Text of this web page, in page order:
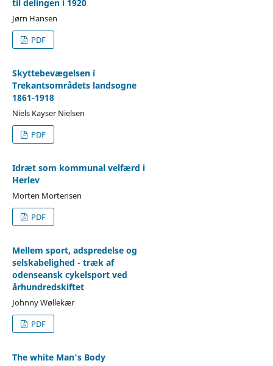
til delingen i 1920
Jørn Hansen
PDF
Skyttebevægelsen i
Trekantsområdets landsogne
1861-1918
Niels Kayser Nielsen
PDF
Idræt som kommunal velfærd i
Herlev
Morten Mortensen
PDF
Mellem sport, adspredelse og
selskabelighed - træk af
odenseansk cykelsport ved
århundredskiftet
Johnny Wøllekær
PDF
The white Man's Body